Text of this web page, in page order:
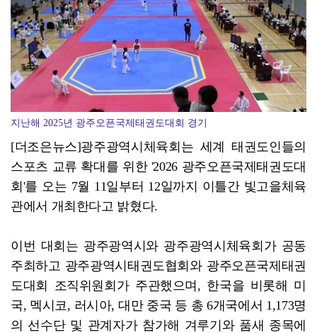
지난해 2025년 광주오픈국제태권도대회 경기
[더조은뉴스]광주광역시체육회는 세계 태권도인들의
스포츠 교류 확대를 위한 '2026 광주오픈국제태권도대
회'를 오는 7월 11일부터 12일까지 이틀간 빛고을체육
관에서 개최한다고 밝혔다.
이번 대회는 광주광역시와 광주광역시체육회가 공동
주최하고 광주광역시태권도협회와 광주오픈국제태권
도대회 조직위원회가 주관했으며, 한국을 비롯해 미
국, 멕시코, 러시아, 대만 중국 등 총 6개국에서 1,173명
의 선수단 및 관계자가 참가해 겨루기와 품새 종목에